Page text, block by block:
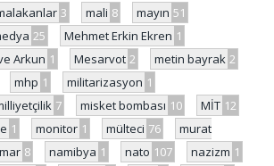
3 mali 8 mayın 51
25 Mehmet Erkin Ekren 1
Arkun 1 Mesarvot 2 metin bayrak 2
mhp 1 militarizasyon 1
7 misket bombası 10 MİT 12
1 monitor 1 mülteci 76
murat
8 namibya 1 nato 107 nazizm 1